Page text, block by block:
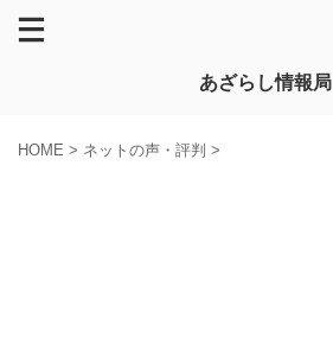
あざらし情報局
HOME > ネットの声・評判 >